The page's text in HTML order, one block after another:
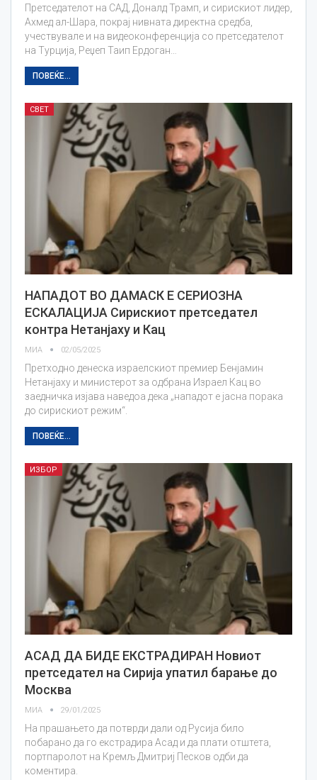
Претседателот на САД, Доналд Трамп, и сирискиот лидер,
Ахмед ал-Шара, покрај нивната директна средба,
учествувале и на видеоконференција со претседателот
на Турција, Реџеп Таип Ердоган…
ПОВЕЌЕ...
СВЕТ
НАПАДОТ ВО ДАМАСК Е СЕРИОЗНА
ЕСКАЛАЦИЈА Сирискиот претседател
контра Нетанјаху и Кац
МИА 02/05/2025
Претходно денеска израелскиот премиер Бенјамин
Нетанјаху и министерот за одбрана Израел Кац во
заедничка изјава наведоа дека „нападот е јасна порака
до сирискиот режим“.
ПОВЕЌЕ...
ИЗБОР
АСАД ДА БИДЕ ЕКСТРАДИРАН Новиот
претседател на Сирија упатил барање до
Москва
МИА 29/01/2025
На прашањето да потврди дали од Русија било
побарано да го екстрадира Асад и да плати отштета,
портпаролот на Кремљ Дмитриј Песков одби да
коментира.